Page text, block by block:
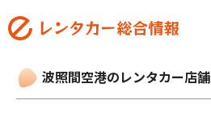
波照間空港のレンタカー店舗